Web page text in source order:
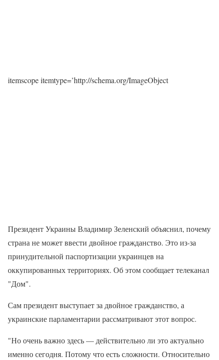
itemscope itemtype=’http://schema.org/ImageObject
Президент Украины Владимир Зеленский объяснил, почему
страна не может ввести двойное гражданство. Это из-за
принудительной паспортизации украинцев на
оккупированных территориях. Об этом сообщает телеканал
"Дом".
Сам президент выступает за двойное гражданство, а
украинские парламентарии рассматривают этот вопрос.
"Но очень важно здесь — действительно ли это актуально
именно сегодня. Потому что есть сложности. Относительно